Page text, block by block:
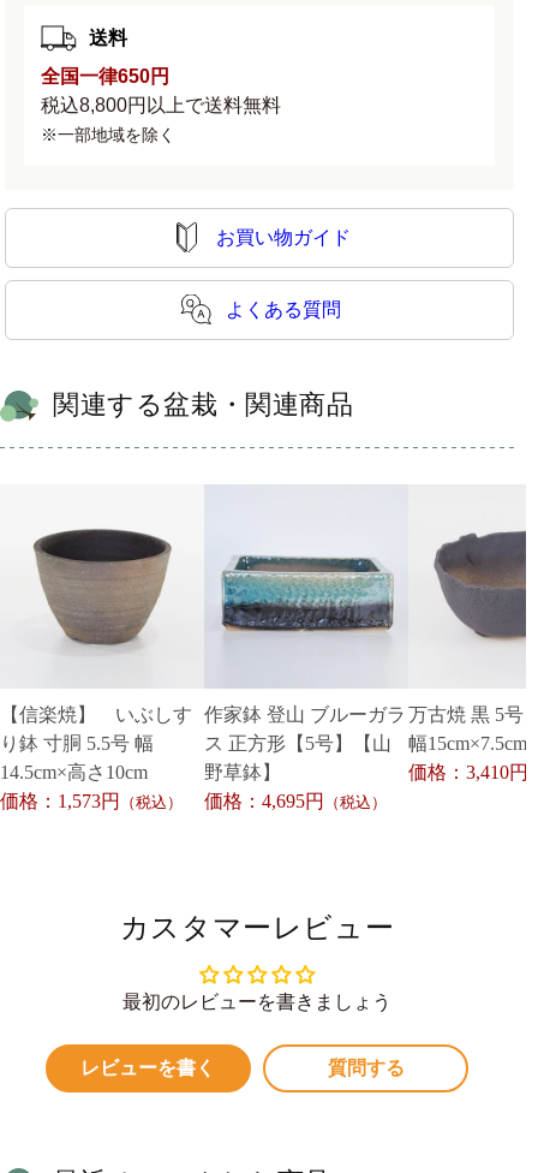
送料
全国一律650円
税込8,800円以上で送料無料
※一部地域を除く
お買い物ガイド
よくある質問
関連する盆栽・関連商品
【信楽焼】 いぶしす
り鉢 寸胴 5.5号 幅
14.5cm×高さ10cm
価格：1,573円
（税込）
作家鉢 登山 ブルーガラ
ス 正方形【5号】【山
野草鉢】
価格：4,695円
（税込）
万古焼 黒 5号
幅15cm×7.5cm
価格：3,410円
カスタマーレビュー
最初のレビューを書きましょう
レビューを書く 質問する